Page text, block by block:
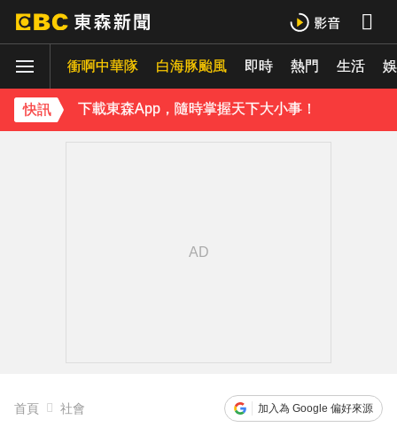
衝啊中華隊 白海豚颱風 即時 熱門 生活
快訊
王彩樺現身味全龍開球！鬆口「最後一次調整」哽咽憶亡母吐心聲
下載東森App，隨時掌握天下大小事！
首頁 社會 加入為 Google 偏好來源